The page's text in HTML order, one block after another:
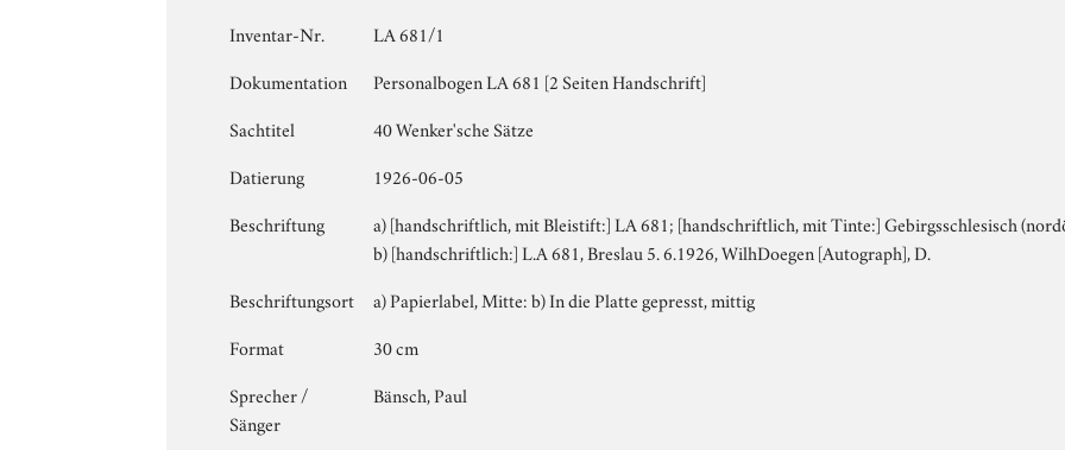
Inventar-Nr.
LA 681/1
Dokumentation
Personalbogen LA 681 [2 Seiten Handschrift]
Sachtitel
40 Wenker'sche Sätze
Datierung
1926-06-05
Beschriftung
a) [handschriftlich, mit Bleistift:] LA 681; [handschriftlich, mit Tinte:] Gebirgsschlesisch
b) [handschriftlich:] L.A 681, Breslau 5. 6.1926, WilhDoegen [Autograph], D.
Beschriftungsort
a) Papierlabel, Mitte: b) In die Platte gepresst, mittig
Format
30 cm
Sprecher /
Sänger
Bänsch, Paul